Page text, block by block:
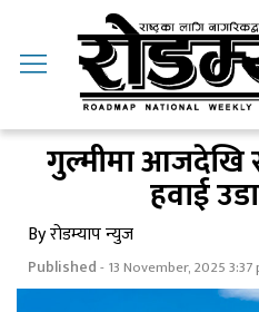
गुल्मीमा आजदेखि
हवाई
By रोडम्याप न्युज
Published- 13 November, 2025 3:37